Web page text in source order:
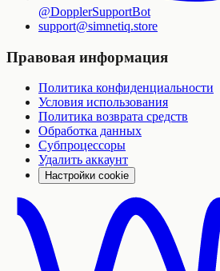
@DopplerSupportBot
support@simnetiq.store
Правовая информация
Политика конфиденциальности
Условия использования
Политика возврата средств
Обработка данных
Субпроцессоры
Удалить аккаунт
Настройки cookie